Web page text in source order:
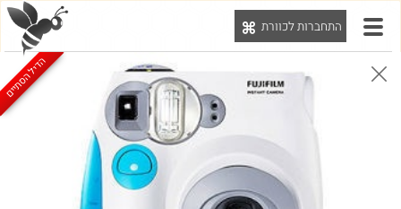
התחברות לכוורת
הבהרה: בי.דילז הינה פלטפורמה חברתית פתוחה והתכנים המתפרסמים בה הינם מטעם הגולשים.
הדילים החמים מוח כוורת
עדכונים מהרשת חדש בכוורת
הדיל הסתיים